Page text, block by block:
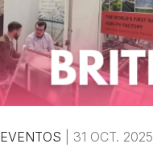
EVENTOS 31 OCT. 2025